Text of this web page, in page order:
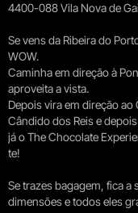
4400-088 Vila Nova de
Se vens da Ribeira do
WOW.
Caminha em direção à
aproveita a vista.
Depois vira em direção ao
Cândido dos Reis e
já o The Chocolate
te!
Se trazes bagagem, fica a
dimensões e todos eles